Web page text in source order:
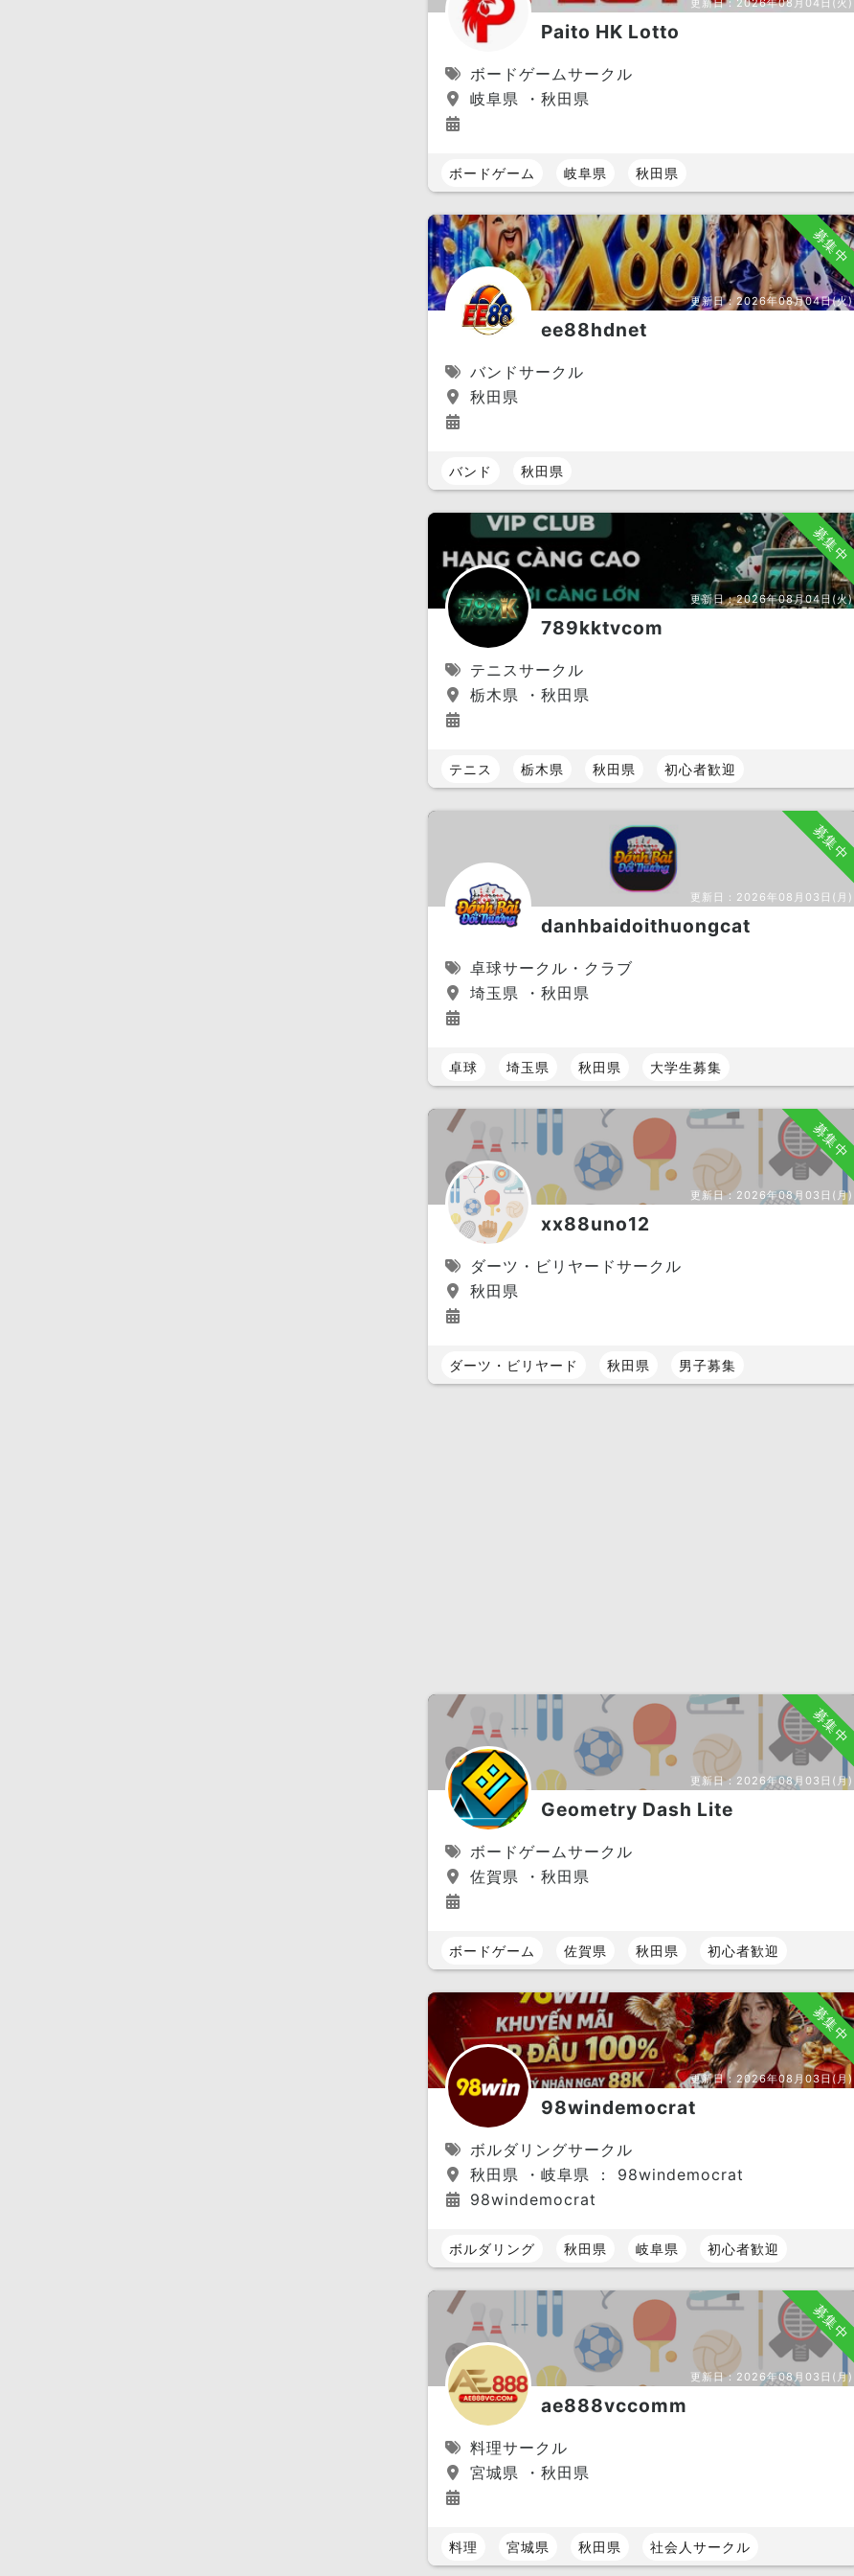
更新日： 2026年08月04日(火)
Paito HK Lotto
ボードゲームサークル
岐阜県 ・秋田県
ボードゲーム 岐阜県 秋田県
募集中
更新日：2026年08月04日(火)
ee88hdnet
バンドサークル
秋田県
バンド 秋田県
募集中
更新日：2026年08月04日(火)
789kktvcom
テニスサークル
栃木県 ・秋田県
テニス 栃木県 秋田県 初心者歓迎
募集中
更新日： 2026年08月03日(月)
danhbaidoithuongcat
卓球サークル・クラブ
埼玉県 ・秋田県
卓球 埼玉県 秋田県 大学生募集
募集中
更新日： 2026年08月03日(月)
xx88uno12
ダーツ・ビリヤードサークル
秋田県
ダーツ・ビリヤード 秋田県 男子募集
募集中
更新日： 2026年08月03日(月)
Geometry Dash Lite
ボードゲームサークル
佐賀県 ・秋田県
ボードゲーム 佐賀県 秋田県 初心者歓迎
募集中
更新日：2026年08月03日(月)
98windemocrat
ボルダリングサークル
秋田県 ・岐阜県 ： 98windemocrat
98windemocrat
ボルダリング 秋田県 岐阜県 初心者歓迎
募集中
更新日： 2026年08月03日(月)
ae888vccomm
料理サークル
宮城県 ・秋田県
料理 宮城県 秋田県 社会人サークル